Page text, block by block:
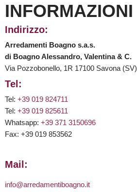
INFORMAZIONI
Indirizzo:
Arredamenti Boagno s.a.s.
di Boagno Alessandro, Valentina & C.
Via Pozzobonello, 1R 17100 Savona (SV)
Tel:
Tel: +39 019 824711
Tel: +39 019 825611
Whatsapp: +39 371 3150696
Fax: +39 019 853562
Mail:
info@arredamentiboagno.it